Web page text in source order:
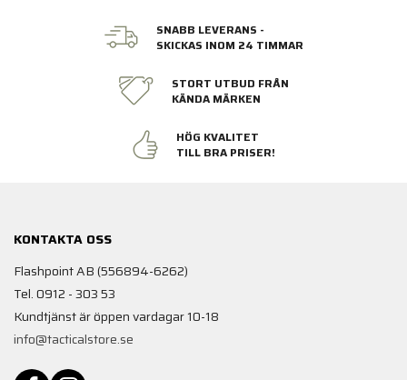
SNABB LEVERANS -
SKICKAS INOM 24 TIMMAR
STORT UTBUD FRÅN
KÄNDA MÄRKEN
HÖG KVALITET
TILL BRA PRISER!
KONTAKTA OSS
Flashpoint AB (556894-6262)
Tel. 0912 - 303 53
Kundtjänst är öppen vardagar 10-18
info@tacticalstore.se